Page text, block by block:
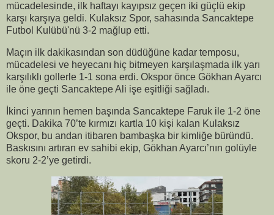
mücadelesinde, ilk haftayı kayıpsız geçen iki güçlü ekip
karşı karşıya geldi. Kulaksız Spor, sahasında Sancaktepe
Futbol Kulübü'nü 3-2 mağlup etti.
Maçın ilk dakikasından son düdüğüne kadar temposu,
mücadelesi ve heyecanı hiç bitmeyen karşılaşmada ilk yarı
karşılıklı gollerle 1-1 sona erdi. Okspor önce Gökhan Ayarcı
ile öne geçti Sancaktepe Ali işe eşitliği sağladı.
İkinci yarının hemen başında Sancaktepe Faruk ile 1-2 öne
geçti. Dakika 70’te kırmızı kartla 10 kişi kalan Kulaksız
Okspor, bu andan itibaren bambaşka bir kimliğe büründü.
Baskısını artıran ev sahibi ekip, Gökhan Ayarcı’nın golüyle
skoru 2-2’ye getirdi.